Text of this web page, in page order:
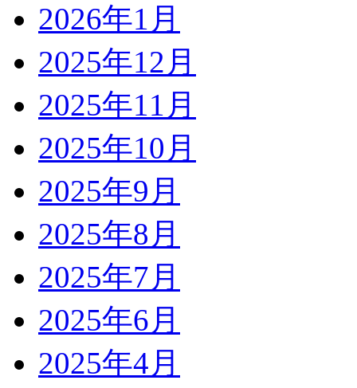
2026年1月
2025年12月
2025年11月
2025年10月
2025年9月
2025年8月
2025年7月
2025年6月
2025年4月